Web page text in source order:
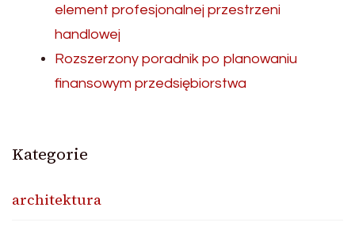
element profesjonalnej przestrzeni
handlowej
Rozszerzony poradnik po planowaniu
finansowym przedsiębiorstwa
Kategorie
architektura